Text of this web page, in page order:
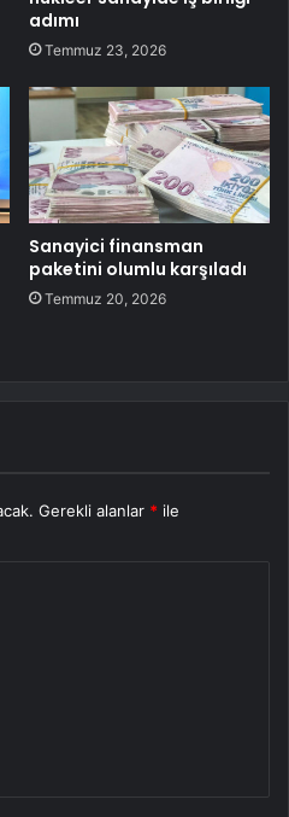
adımı
Temmuz 23, 2026
Sanayici finansman
paketini olumlu karşıladı
Temmuz 20, 2026
Gerekli alanlar * ile